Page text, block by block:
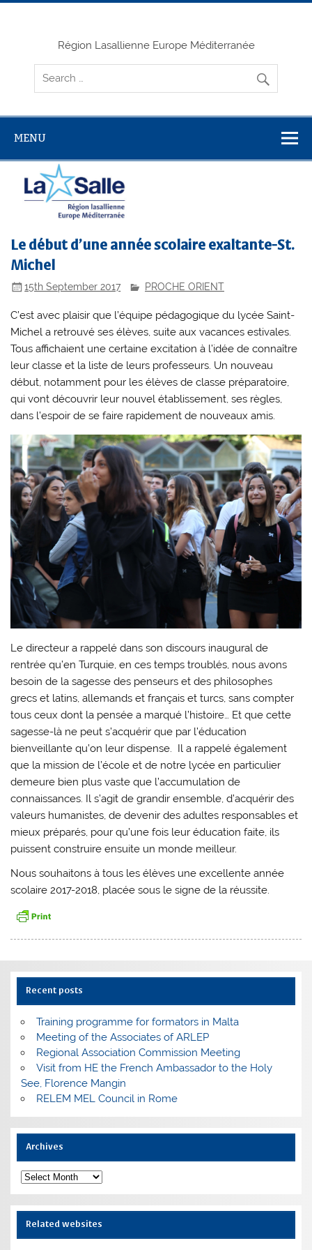
Skip
Région Lasallienne Europe Méditerranée
MENU
Le début d’une année scolaire exaltante-St.
Michel
15th September 2017 PROCHE ORIENT
C’est avec plaisir que l’équipe pédagogique du lycée Saint-
Michel a retrouvé ses élèves, suite aux vacances estivales.
Tous affichaient une certaine excitation à l’idée de connaître
leur classe et la liste de leurs professeurs. Un nouveau
début, notamment pour les élèves de classe préparatoire,
qui vont découvrir leur nouvel établissement, ses règles,
dans l’espoir de se faire rapidement de nouveaux amis.
Le directeur a rappelé dans son discours inaugural de
rentrée qu’en Turquie, en ces temps troublés, nous avons
besoin de la sagesse des penseurs et des philosophes
grecs et latins, allemands et français et turcs, sans compter
tous ceux dont la pensée a marqué l’histoire… Et que cette
sagesse-là ne peut s’acquérir que par l’éducation
bienveillante qu’on leur dispense. Il a rappelé également
que la mission de l’école et de notre lycée en particulier
demeure bien plus vaste que l’accumulation de
connaissances. Il s’agit de grandir ensemble, d’acquérir des
valeurs humanistes, de devenir des adultes responsables et
mieux préparés, pour qu’une fois leur éducation faite, ils
puissent construire ensuite un monde meilleur.
Nous souhaitons à tous les élèves une excellente année
scolaire 2017-2018, placée sous le signe de la réussite.
Recent posts
Training programme for formators in Malta
Meeting of the Associates of ARLEP
Regional Association Commission Meeting
Visit from HE the French Ambassador to the Holy
See, Florence Mangin
RELEM MEL Council in Rome
Archives
Archives
Related websites